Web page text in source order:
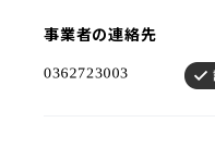
事業者の連絡先